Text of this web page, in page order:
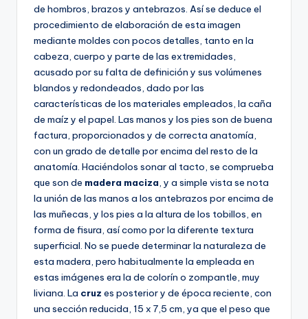
de hombros, brazos y antebrazos. Así se deduce el
procedimiento de elaboración de esta imagen
mediante moldes con pocos detalles, tanto en la
cabeza, cuerpo y parte de las extremidades,
acusado por su falta de definición y sus volúmenes
blandos y redondeados, dado por las
características de los materiales empleados, la caña
de maíz y el papel. Las manos y los pies son de buena
factura, proporcionados y de correcta anatomía,
con un grado de detalle por encima del resto de la
anatomía. Haciéndolos sonar al tacto, se comprueba
que son de madera maciza, y a simple vista se nota
la unión de las manos a los antebrazos por encima de
las muñecas, y los pies a la altura de los tobillos, en
forma de fisura, así como por la diferente textura
superficial. No se puede determinar la naturaleza de
esta madera, pero habitualmente la empleada en
estas imágenes era la de colorín o zompantle, muy
liviana. La cruz es posterior y de época reciente, con
una sección reducida, 15 x 7,5 cm, ya que el peso que